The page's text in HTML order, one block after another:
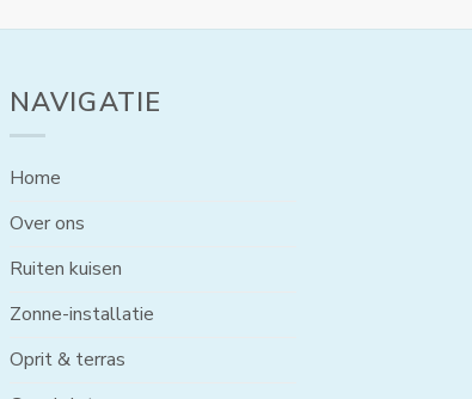
NAVIGATIE
Home
Over ons
Ruiten kuisen
Zonne-installatie
Oprit & terras